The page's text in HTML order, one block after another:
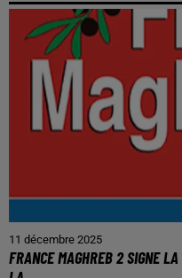
11 décembre 2025
FRANCE MAGHREB 2 SIGNE